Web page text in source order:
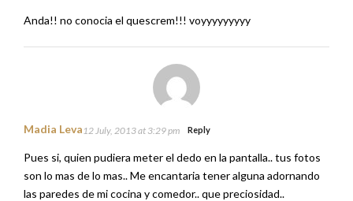
Anda!! no conocia el quescrem!!! voyyyyyyyyy
Madia Leva 12 July, 2013 at 3:29 pm Reply
Pues si, quien pudiera meter el dedo en la pantalla.. tus fotos
son lo mas de lo mas.. Me encantaria tener alguna adornando
las paredes de mi cocina y comedor.. que preciosidad..